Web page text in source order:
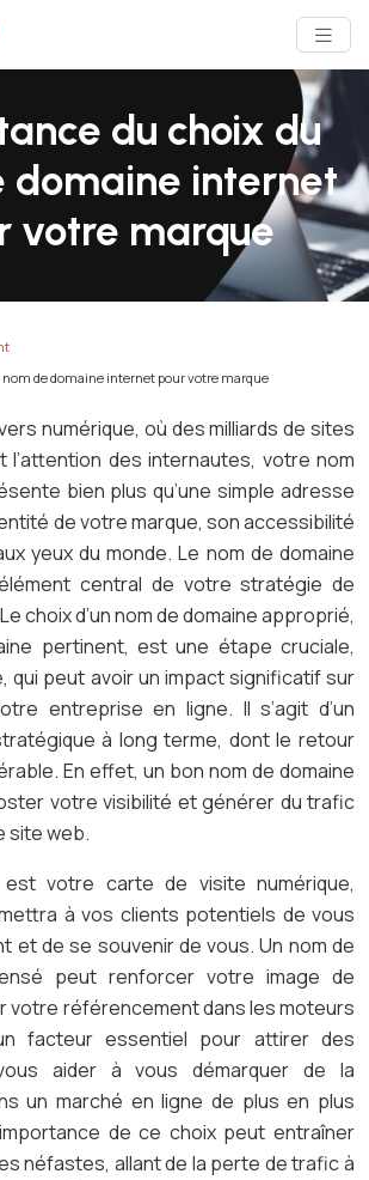
du choix du
domaine internet
votre marque
de domaine internet pour votre marque
numérique, où des milliards de sites
l’attention des internautes, votre nom
bien plus qu’une simple adresse
de votre marque, son accessibilité
yeux du monde. Le nom de domaine
central de votre stratégie de
choix d’un nom de domaine approprié,
pertinent, est une étape cruciale,
qui peut avoir un impact significatif sur
entreprise en ligne. Il s’agit d’un
à long terme, dont le retour
En effet, un bon nom de domaine
votre visibilité et générer du trafic
site web.
votre carte de visite numérique,
à vos clients potentiels de vous
et de se souvenir de vous. Un nom de
peut renforcer votre image de
votre référencement dans les moteurs
facteur essentiel pour attirer des
aider à vous démarquer de la
un marché en ligne de plus en plus
de ce choix peut entraîner
néfastes, allant de la perte de trafic à